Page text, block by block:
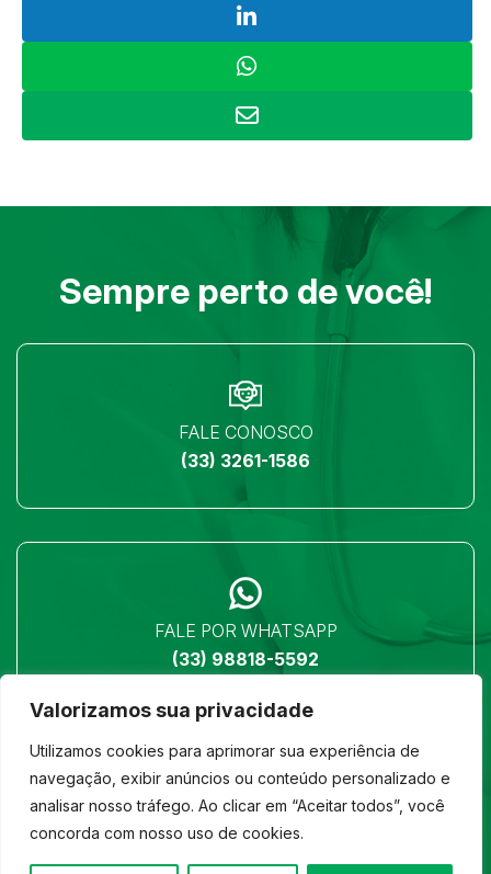
Valorizamos sua privacidade
Utilizamos cookies para aprimorar sua experiência de
navegação, exibir anúncios ou conteúdo personalizado e
analisar nosso tráfego. Ao clicar em “Aceitar todos”, você
concorda com nosso uso de cookies.
Sempre perto de você!
FALE CONOSCO
(33) 3261-1586
FALE POR WHATSAPP
(33) 98818-5592
LOCALIZAÇÃO